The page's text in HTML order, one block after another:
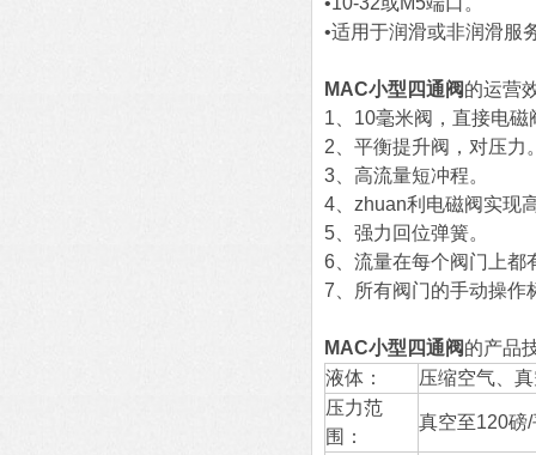
•适用于润滑或非润滑服
MAC小型四通阀的运营
1、10毫米阀，直接电磁
2、平衡提升阀，对压力
3、高流量短冲程。
4、zhuan利电磁阀实现
5、强力回位弹簧。
6、流量在每个阀门上都
7、所有阀门的手动操作
MAC小型四通阀的产品
液体：
压缩空气、
压力范
围：
真空至120磅